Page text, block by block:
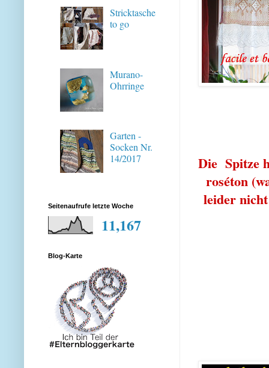
Die Spitze
roséton
leider
Stricktasche
to go
Murano-
Ohrringe
Garten -
Socken Nr.
14/2017
Seitenaufrufe letzte Woche
11,167
Blog-Karte